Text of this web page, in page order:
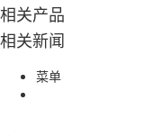
相关产品
相关新闻
菜单